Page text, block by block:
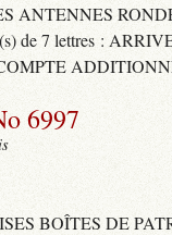
ANTENNES
de 7 lettres :
6997
BOÎTES DE